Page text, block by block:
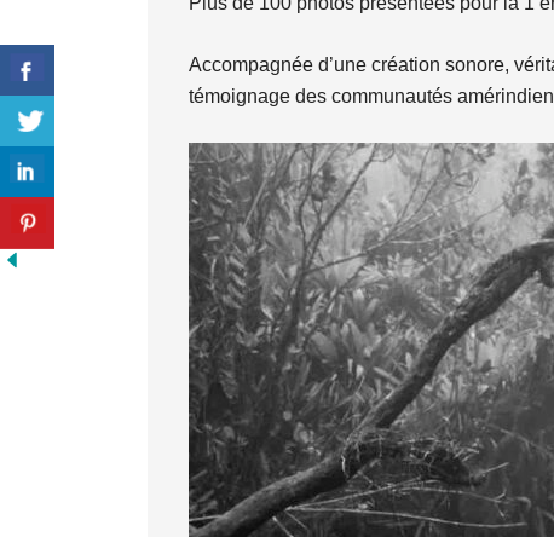
Accompagnée d’une création sonore,
témoignage des communautés